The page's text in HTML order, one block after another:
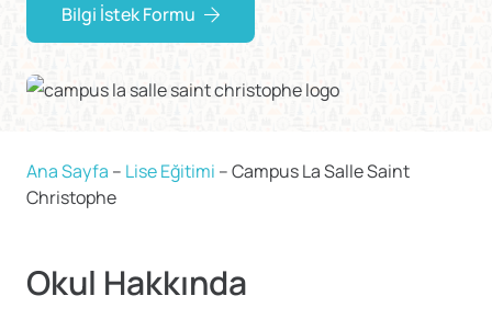
Bilgi İstek Formu
Ana Sayfa – Lise Eğitimi –Campus La Salle Saint
Christophe
Okul Hakkında